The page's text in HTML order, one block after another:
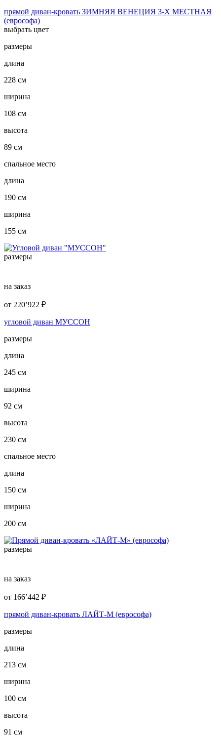
прямой диван-кровать ЗИМНЯЯ ВЕНЕЦИЯ 3-Х МЕСТНАЯ
(еврософа)
выбрать цвет
размеры
длина
228 см
ширина
108 см
высота
89 см
спальное место
длина
190 см
ширина
155 см
размеры
на заказ
от 220’922 ₽
угловой диван МУССОН
размеры
длина
245 см
ширина
92 см
высота
230 см
спальное место
длина
150 см
ширина
200 см
размеры
на заказ
от 166’442 ₽
прямой диван-кровать ЛАЙТ-М (еврософа)
размеры
длина
213 см
ширина
100 см
высота
91 см